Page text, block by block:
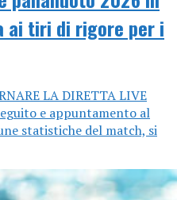
ai tiri di rigore per i
LA DIRETTA LIVE
e appuntamento al
statistiche del match, si